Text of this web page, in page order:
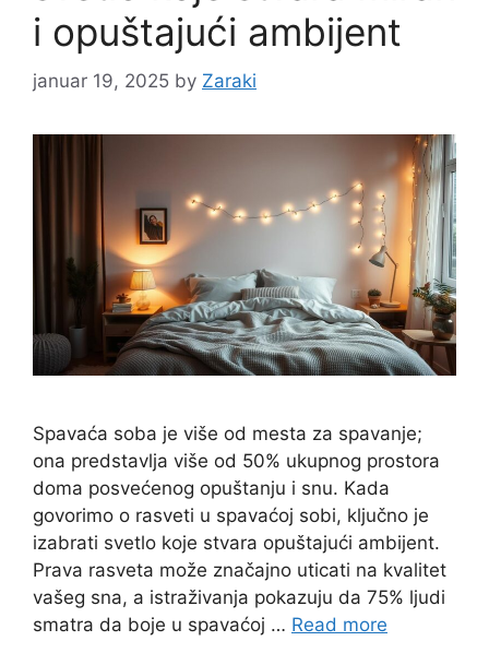
i opuštajući ambijent
januar 19, 2025 by Zaraki
Spavaća soba je više od mesta za spavanje;
ona predstavlja više od 50% ukupnog prostora
doma posvećenog opuštanju i snu. Kada
govorimo o rasveti u spavaćoj sobi, ključno je
izabrati svetlo koje stvara opuštajući ambijent.
Prava rasveta može značajno uticati na kvalitet
vašeg sna, a istraživanja pokazuju da 75% ljudi
smatra da boje u spavaćoj … Read more